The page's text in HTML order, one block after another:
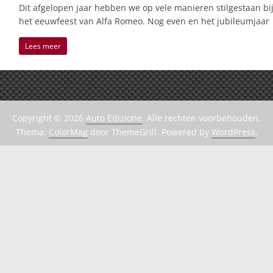
Dit afgelopen jaar hebben we op vele manieren stilgestaan bij
het eeuwfeest van Alfa Romeo. Nog even en het jubileumjaar
Lees meer
Copyright © 2026 Auto Edizione. Alle rechten voorbehouden.
Thema: ColorMag door ThemeGrill. Powered by WordPress.